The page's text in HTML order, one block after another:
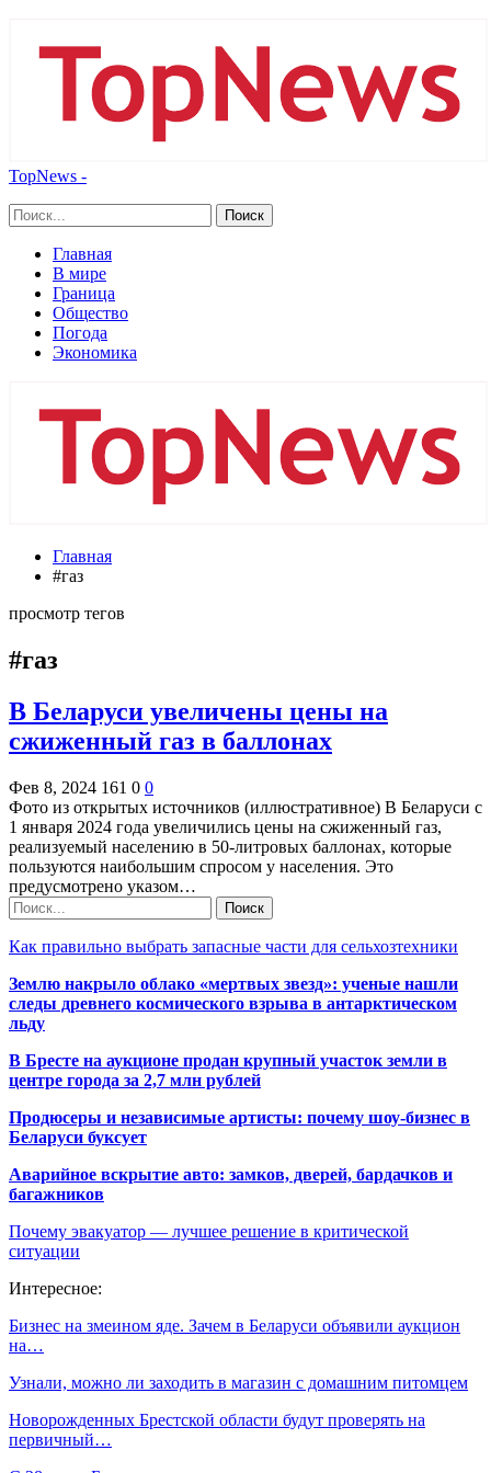
TopNews -
Главная
В мире
Граница
Общество
Погода
Экономика
Главная
#газ
просмотр тегов
#газ
В Беларуси увеличены цены на
сжиженный газ в баллонах
Фев 8, 2024 161 0 0
Фото из открытых источников (иллюстративное) В Беларуси с
1 января 2024 года увеличились цены на сжиженный газ,
реализуемый населению в 50-литровых баллонах, которые
пользуются наибольшим спросом у населения. Это
предусмотрено указом…
Как правильно выбрать запасные части для сельхозтехники
Землю накрыло облако «мертвых звезд»: ученые нашли
следы древнего космического взрыва в антарктическом
льду
В Бресте на аукционе продан крупный участок земли в
центре города за 2,7 млн рублей
Продюсеры и независимые артисты: почему шоу-бизнес в
Беларуси буксует
Аварийное вскрытие авто: замков, дверей, бардачков и
багажников
Почему эвакуатор — лучшее решение в критической
ситуации
Интересное:
Бизнес на змеином яде. Зачем в Беларуси объявили аукцион
на…
Узнали, можно ли заходить в магазин с домашним питомцем
Новорожденных Брестской области будут проверять на
первичный…